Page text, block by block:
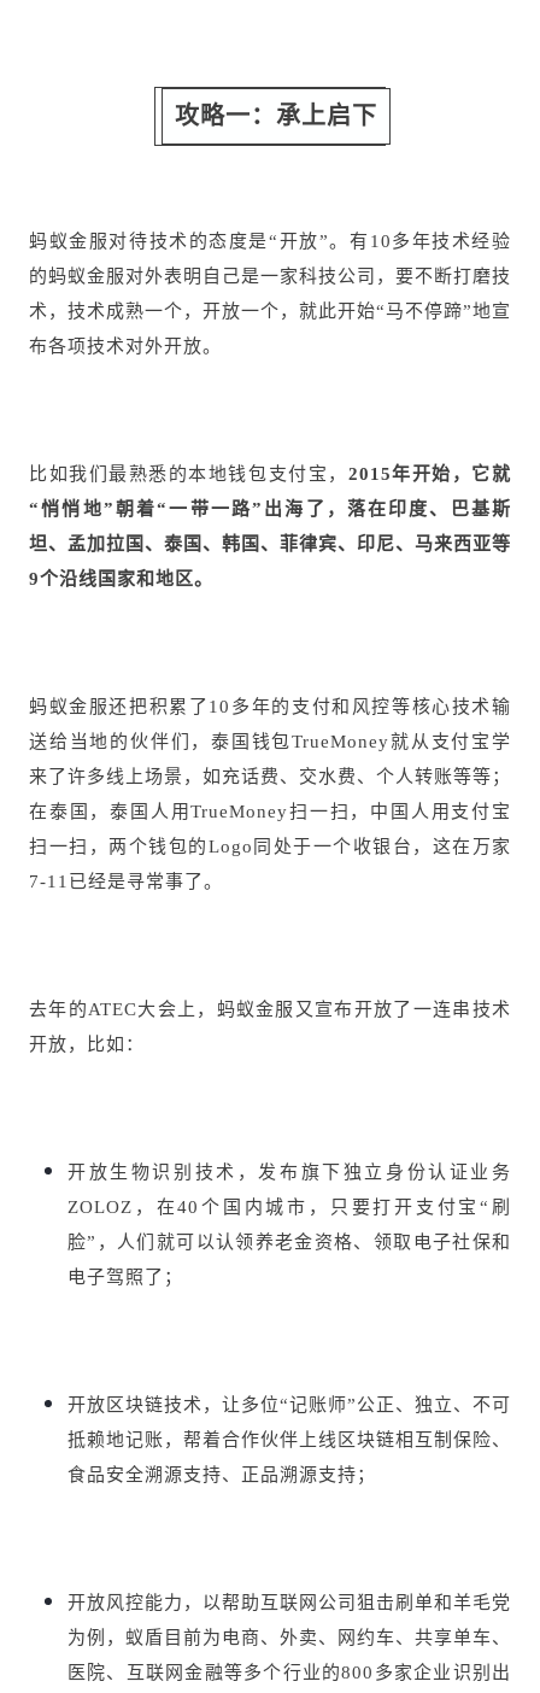
攻略一：承上启下
蚂蚁金服对待技术的态度是“开放”。有10多年技术经验
的蚂蚁金服对外表明自己是一家科技公司，要不断打磨技
术，技术成熟一个，开放一个，就此开始“马不停蹄”地宣
布各项技术对外开放。
比如我们最熟悉的本地钱包支付宝， 2015年开始，它就
“悄悄地”朝着“一带一路”出海了，落在印度、巴基斯
坦、孟加拉国、泰国、韩国、菲律宾、印尼、马来西亚等
9个沿线国家和地区。
蚂蚁金服还把积累了10多年的支付和风控等核心技术输
送给当地的伙伴们，泰国钱包TrueMoney就从支付宝学
来了许多线上场景，如充话费、交水费、个人转账等等；
在泰国，泰国人用TrueMoney扫一扫，中国人用支付宝
扫一扫，两个钱包的Logo同处于一个收银台，这在万家
7-11已经是寻常事了。
去年的ATEC大会上，蚂蚁金服又宣布开放了一连串技术
开放，比如：
开放生物识别技术，发布旗下独立身份认证业务
ZOLOZ，在40个国内城市，只要打开支付宝“刷
脸”，人们就可以认领养老金资格、领取电子社保和
电子驾照了；
开放区块链技术，让多位“记账师”公正、独立、不可
抵赖地记账，帮着合作伙伴上线区块链相互制保险、
食品安全溯源支持、正品溯源支持；
开放风控能力，以帮助互联网公司狙击刷单和羊毛党
为例，蚁盾目前为电商、外卖、网约车、共享单车、
医院、互联网金融等多个行业的800多家企业识别出